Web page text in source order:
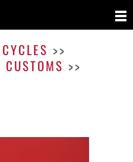
Scout
>>
>>